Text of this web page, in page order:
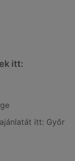
itt:
itt: Győr